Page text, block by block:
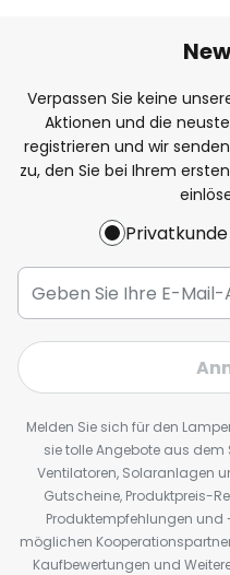
Verpassen Sie keine
Aktionen und die
registrieren und wir
zu, den Sie bei Ihrem
Privatkunde
Melden Sie sich für den
sie tolle Angebote aus dem
Ventilatoren, Solaranlagen
Gutscheine, Produktpreis-
Produktempfehlungen
möglichen
Kaufbewertungen und